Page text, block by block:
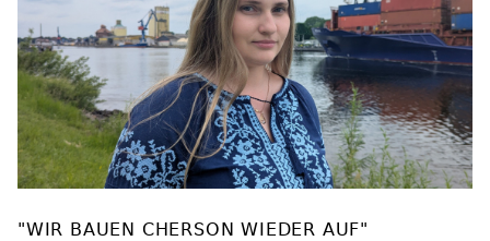
"WIR BAUEN CHERSON WIEDER AUF"